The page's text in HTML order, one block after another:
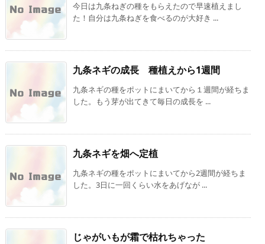
今日は九条ねぎの種をもらえたので早速植えまし
た！自分は九条ねぎを食べるのが大好き ...
九条ネギの成長 種植えから1週間
九条ネギの種をポットにまいてから１週間が経ちま
した。もう芽が出てきて毎日の成長を ...
九条ネギを畑へ定植
九条ネギの種をポットにまいてから2週間が経ちま
した。3日に一回くらい水をあげなが ...
じゃがいもが霜で枯れちゃった